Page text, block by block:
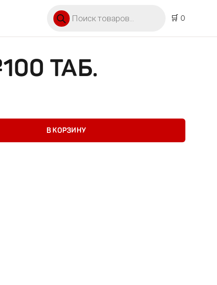
🛒 0
ТАБ.
В КОРЗИНУ